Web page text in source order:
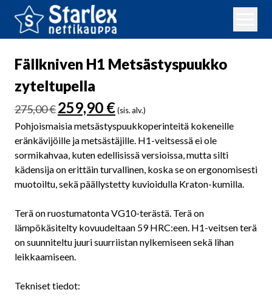
Fällkniven H1 Metsästyspuukko
zyteltupella
275,00€ Alkuperäinen
hinta
oli:
275,00 €.
259,90 €Nykyinen
hinta
on:
259,90 €.
(sis. alv.)
Pohjoismaisia metsästyspuukkoperinteitä kokeneille
eränkävijöille ja metsästäjille. H1-veitsessä ei ole
sormikahvaa, kuten edellisissä versioissa, mutta silti
kädensija on erittäin turvallinen, koska se on ergonomisesti
muotoiltu, sekä päällystetty kuvioidulla Kraton-kumilla.
Terä on ruostumatonta VG10-terästä. Terä on
lämpökäsitelty kovuudeltaan 59 HRC:een. H1-veitsen terä
on suunniteltu juuri suurriistan nylkemiseen sekä lihan
leikkaamiseen.
Tekniset tiedot: